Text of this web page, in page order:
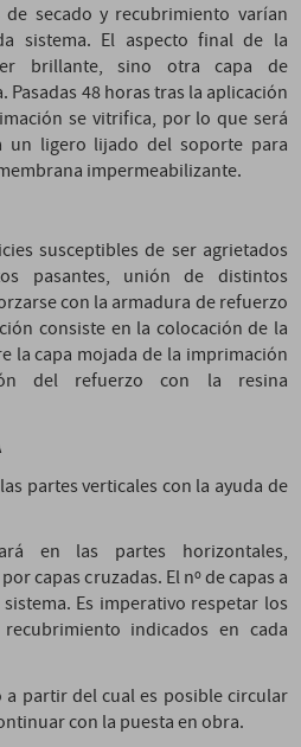
secado y recubrimiento varían
sistema. El aspecto final de la
brillante, sino otra capa de
48 horas tras la aplicación
se vitrifica, por lo que será
un ligero lijado del soporte para
impermeabilizante.
susceptibles de ser agrietados
pasantes, unión de distintos
con la armadura de refuerzo
consiste en la colocación de la
la capa mojada de la imprimación
del refuerzo con la resina
partes verticales con la ayuda de
en las partes horizontales,
capas cruzadas. El nº de capas a
Es imperativo respetar los
indicados en cada
a partir del cual es posible circular
con la puesta en obra.